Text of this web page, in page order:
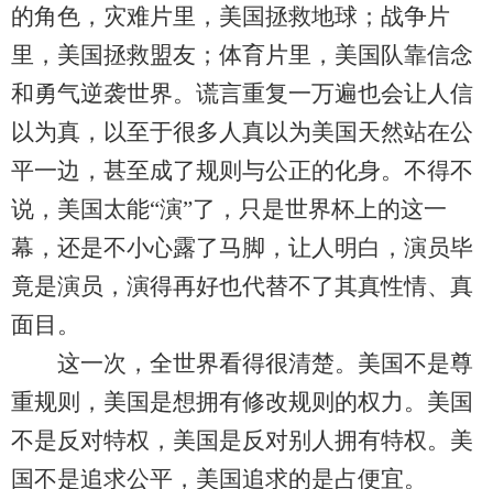
的角色，灾难片里，美国拯救地球；战争片
里，美国拯救盟友；体育片里，美国队靠信念
和勇气逆袭世界。谎言重复一万遍也会让人信
以为真，以至于很多人真以为美国天然站在公
平一边，甚至成了规则与公正的化身。不得不
说，美国太能“演”了，只是世界杯上的这一
幕，还是不小心露了马脚，让人明白，演员毕
竟是演员，演得再好也代替不了其真性情、真
面目。
这一次，全世界看得很清楚。美国不是尊
重规则，美国是想拥有修改规则的权力。美国
不是反对特权，美国是反对别人拥有特权。美
国不是追求公平，美国追求的是占便宜。